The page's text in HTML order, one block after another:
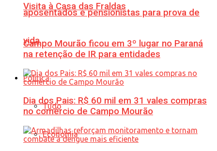
aposentados e pensionistas para prova de
vida
Política
Tudo
Economia
Visita à Casa das Fraldas
Campo Mourão ficou em 3º lugar no Paraná
na retenção de IR para entidades
Dia dos Pais: R$ 60 mil em 31 vales compras
no comércio de Campo Mourão